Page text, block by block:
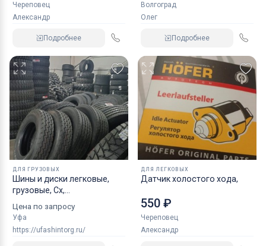
Череповец
Александр
Подробнее
Волгоград
Олег
Подробнее
ДЛЯ ГРУЗОВЫХ
Шины и диски легковые,
грузовые, Сх,
Цена по запросу
Уфа
https://ufashintorg.ru/
ДЛЯ ЛЕГКОВЫХ
Датчик холостого хода,
550 ₽
Череповец
Александр